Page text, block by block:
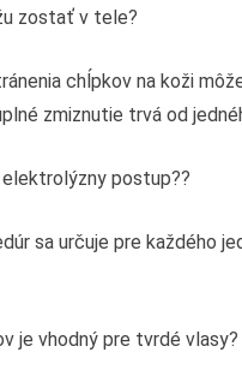
zostať v tele?
chĺpkov na koži
zmiznutie trvá od
postup??
sa určuje pre každého
je vhodný pre tvrdé vlasy?